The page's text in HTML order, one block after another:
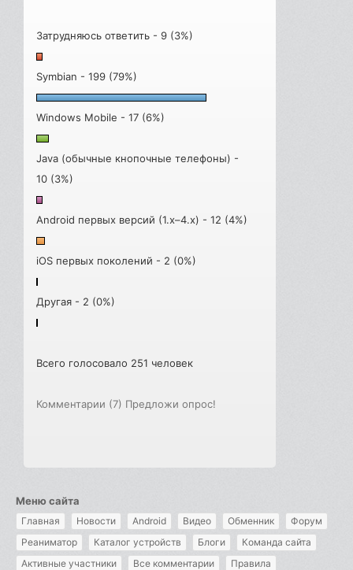
Затрудняюсь ответить - 9 (3%)
Symbian - 199 (79%)
Windows Mobile - 17 (6%)
Java (обычные кнопочные телефоны) -
10 (3%)
Android первых версий (1.x–4.x) - 12 (4%)
iOS первых поколений - 2 (0%)
Другая - 2 (0%)
Всего голосовало 251 человек
Комментарии (7) Предложи опрос!
Меню сайта
Главная Новости Android Видео Обменник
Форум
Реаниматор
Каталог устройств Блоги
Команда сайта
Активные участники
Все комментарии Правила